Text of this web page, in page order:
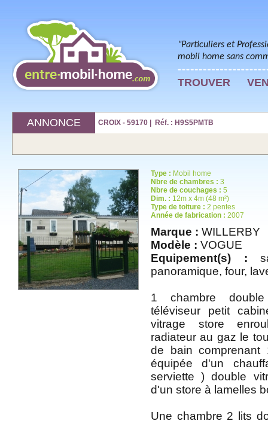
"Particuliers et
mobil home sans
TROUVER
ANNONCE CROIX - 59170 | Réf. : H9S5PMTB
Type : Mobil home
Nbre de chambres : 3
Nbre de couchages : 5
Dim. : 12m x 4m (48 m²)
Type de toiture : 2 pentes
Année de fabrication : 2007
Marque : WILLERBY
Modèle : VOGUE
Equipement(s) :
panoramique, four,
1 chambre
téléviseur petit
vitrage store
radiateur au gaz le
de bain
équipée d'un
serviette ) double
d'un store à lamelles
Une chambre 2 lits